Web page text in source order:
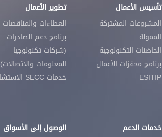
تأسيس الأعمال
المشروعات المشتركة
الممولة
الحاضنات التكنولوجية
برنامج محفزات الأعمال
ESITIP
تطوير الأعمال
العطاءات والمناقصات
برنامج دعم الصادرات
(شركات تكنولوجيا
المعلومات والاتصالات)
خدمات SECC الاستشارية
خدمات الدعم
الوصول إلى الأسواق